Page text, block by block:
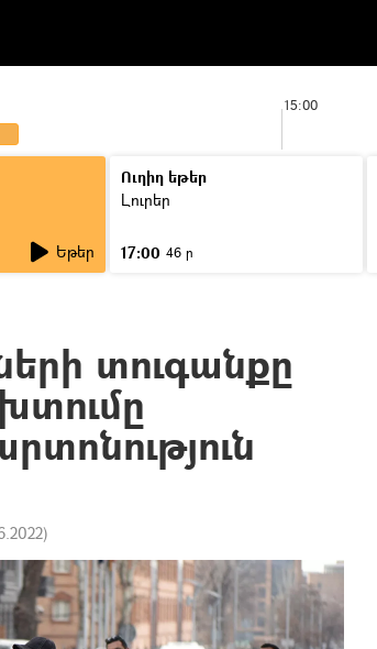
15:00
Եթեր
Ուղիղ եթեր
Լուրեր
17:00 46 ր
տուգանքը
)